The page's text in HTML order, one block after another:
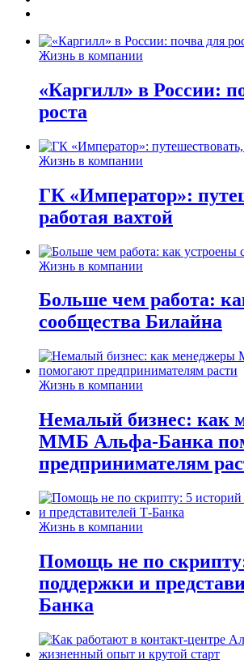
Жизнь в компании
«Каргилл» в России:
роста
Жизнь в компании
ГК «Император»:
работая вахтой
Жизнь в компании
Больше чем работа:
сообщества Билайна
Жизнь в компании
Немалый бизнес: как
ММБ Альфа-Банка
предпринимателям
Жизнь в компании
Помощь не по
поддержки и
Банка